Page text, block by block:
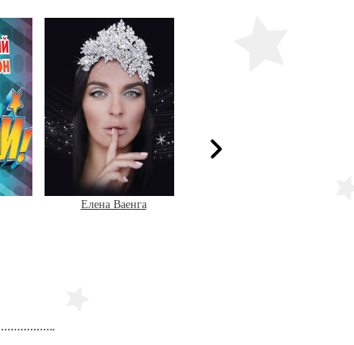
Елена Ваенга